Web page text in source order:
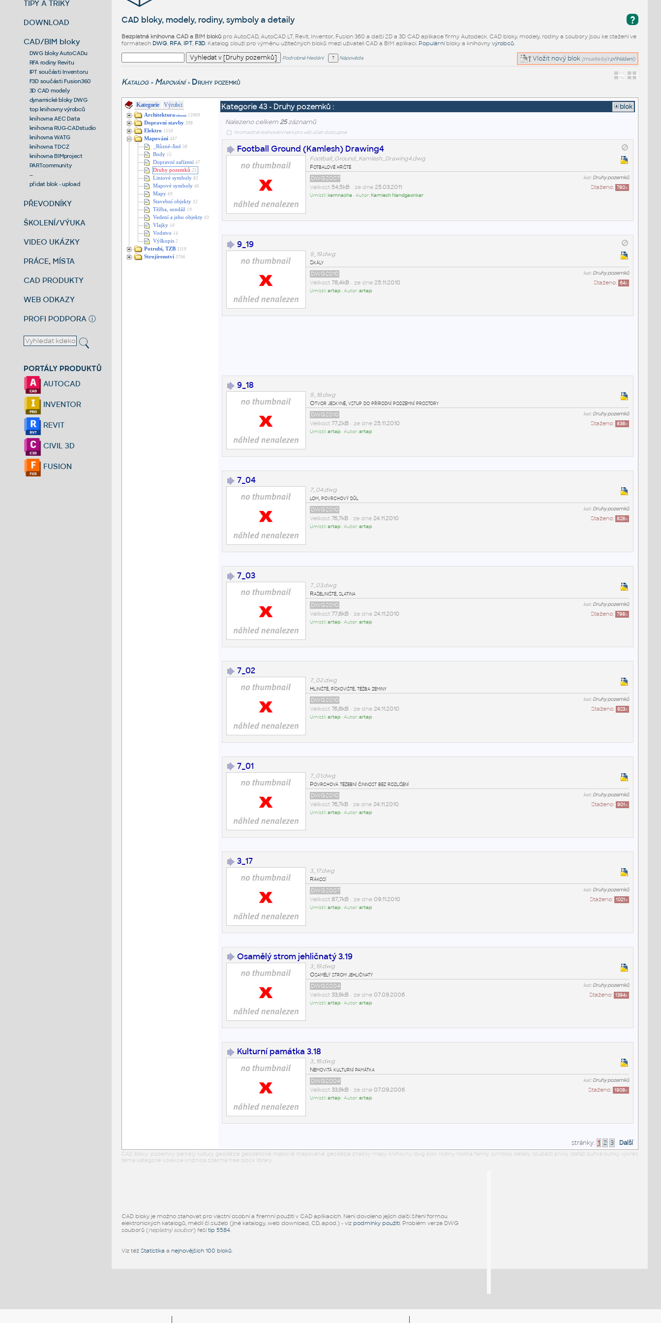
TIPY A TRIKY
DOWNLOAD
CAD/BIM bloky
DWG bloky AutoCADu
RFA rodiny Revitu
IPT součásti Inventoru
F3D součásti Fusion360
3D CAD modely
dynamické bloky DWG
top knihovny výrobců
knihovna AEC Data
knihovna RUG-CADstudio
knihovna WATG
knihovna TDCZ
knihovna BIMproject
PARTcommunity
--
přidat blok - upload
PŘEVODNÍKY
ŠKOLENÍ/VÝUKA
VIDEO UKÁZKY
PRÁCE, MÍSTA
CAD PRODUKTY
WEB ODKAZY
PROFI PODPORA ⓘ
PORTÁLY PRODUKTŮ
AUTOCAD
INVENTOR
REVIT
CIVIL 3D
FUSION
?
CAD bloky, modely, rodiny, symboly a detaily
Bezplatná knihovna CAD a BIM blokůpro AutoCAD, AutoCAD LT, Revit, Inventor, Fusion 360 a další 2D a 3D CAD aplikace firmy Autodesk. CAD bloky, modely, rodiny a soubory jsou ke stažení ve
formátech DWG, RFA, IPT, F3D. Katalog slouží pro výměnu užitečných bloků mezi uživateli CAD a BIM aplikací. Populárníbloky a knihovny výrobců.
Vložit nový blok (musíte být přihlášeni)
Podrobné hledání Nápověda
Katalog > Mapování > Druhy pozemků
Kategorie Výrobci
Architektura/obecné 13909
Dopravní stavby 398
Elektro 1550
Mapování 447
_Různé-Jiné 38
Body 15
Dopravní zařízení 47
Druhy pozemků 25
Liniové symboly 82
Mapové symboly 46
Mapy 69
Stavební objekty 32
Těžba, sondáž 19
Vedení a jeho objekty 43
Vlajky 10
Vodstvo 14
Výškopis 2
Potrubí, TZB 3119
Strojírenství 3766
Kategorie 43 - Druhy pozemků :
blok
Nalezeno celkem 25záznamů
hromadné stahování není pro váš účet dostupné
Football Ground (Kamlesh) Drawing4
Football_Ground_Kamlesh_Drawing4.dwg
Fotbalové hřiště
kat:Druhy pozemků
DWG2007
Staženo: 780x
Velikost 54,5kB• ze dne 25.03.2011
Umístil: kamnasha • Autor: Kamlesh Nandgaonkar
9_19
9_19.dwg
Skály
kat:Druhy pozemků
DWG2010
Staženo: 64x
Velikost 78,4kB• ze dne 25.11.2010
Umístil:artap• Autor:artap
9_18
9_18.dwg
Otvor jeskyně, vstup do přírodní podzemní prostory
kat:Druhy pozemků
DWG2010
Staženo: 838x
Velikost 77,2kB• ze dne 25.11.2010
Umístil:artap• Autor:artap
7_04
7_04.dwg
lom, povrchový důl
kat:Druhy pozemků
DWG2010
Staženo: 828x
Velikost 76,7kB• ze dne 24.11.2010
Umístil:artap• Autor:artap
7_03
7_03.dwg
Rašeliniště, slatina
kat:Druhy pozemků
DWG2010
Staženo: 798x
Velikost 77,8kB• ze dne 24.11.2010
Umístil:artap• Autor:artap
7_02
7_02.dwg
Hliniště, pískoviště, těžba zeminy
kat:Druhy pozemků
DWG2010
Staženo: 823x
Velikost 76,8kB• ze dne 24.11.2010
Umístil:artap• Autor:artap
7_01
7_01.dwg
Povrchová těžební činnost bez rozlišení
kat:Druhy pozemků
DWG2010
Staženo: 901x
Velikost 76,7kB• ze dne 24.11.2010
Umístil:artap• Autor:artap
3_17
3_17.dwg
Rákosí
kat:Druhy pozemků
DWG2007
Staženo: 1021x
Velikost 87,7kB• ze dne 09.11.2010
Umístil:artap• Autor:artap
Osamělý strom jehličnatý 3.19
3_19.dwg
Osamělý strom jehličnatý
kat:Druhy pozemků
DWG2004
Staženo: 1394x
Velikost 33,9kB• ze dne 07.09.2006
Umístil:artap• Autor:artap
Kulturní památka 3.18
3_18.dwg
Nemovitá kulturní památka
kat:Druhy pozemků
DWG2004
Staženo: 1908x
Velikost 33,9kB• ze dne 07.09.2006
Umístil:artap• Autor:artap
stránky: 1 2 3 Další
CAD bloky: pozemky parcely kultury geodézie geodetické mapové mapovanie geodézia značky mapy knihovny dwg blok rodiny rodina family symboly detaily součásti prvky stafáž buňka buňky výkres
téma kategorie kolekce knižnica zdarma free block library
CAD bloky je možno stahovat pro vlastní osobní a firemní použití v CAD aplikacích. Není dovoleno jejich další šíření formou
elektronických katalogů, médií či služeb (jiné katalogy, web download, CD, apod.) - viz podmínky použití. Problém verze DWG
souborů (neplatný soubor) řešítip 5584.
Viz též Statistika a nejnovějších 100 bloků.